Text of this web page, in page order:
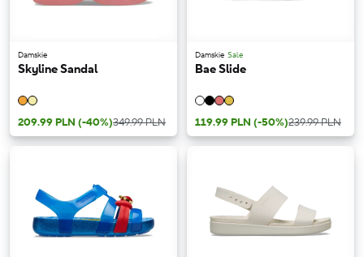
Damskie
Skyline Sandal
209.99 PLN (-40%)349.99 PLN
Damskie Sale
Bae Slide
119.99 PLN (-50%)239.99 PLN